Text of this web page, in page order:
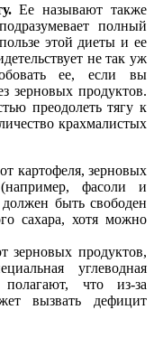
.Ее называют также
полный
этой диеты и ее
не так уж
ее, если вы
зерновых продуктов.
преодолеть тягу к
крахмалистых
картофеля, зерновых
фасоли и
быть свободен
сахара, хотя можно
зерновых продуктов,
углеводная
что из-за
вызвать дефицит